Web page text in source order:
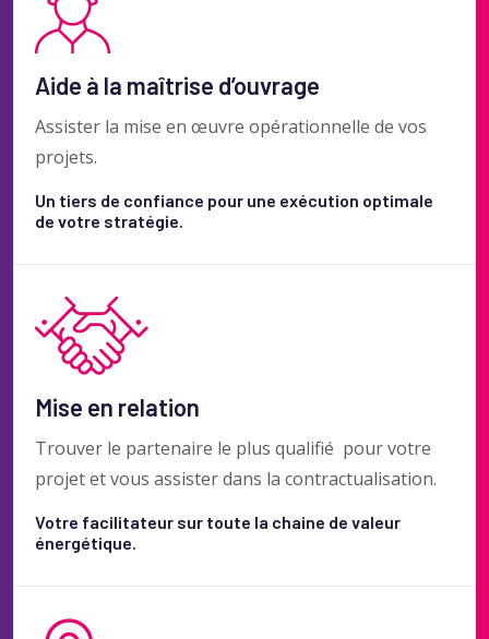
Aide à la maîtrise d’ouvrage
Assister la mise en œuvre opérationnelle de vos
projets.
Un tiers de confiance pour une exécution optimale
de votre stratégie.
Mise en relation
Trouver le partenaire le plus qualifié pour votre
projet et vous assister dans la contractualisation.
Votre facilitateur sur toute la chaine de valeur
énergétique.